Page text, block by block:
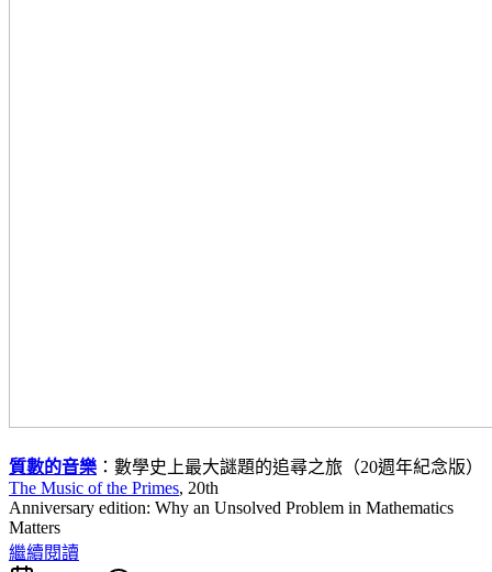
質數的音樂 ：數學史上最大謎題的追尋之旅（20週年紀念版）
The Music of the Primes, 20th
Anniversary edition: Why an Unsolved Problem in Mathematics
Matters
繼續閱讀